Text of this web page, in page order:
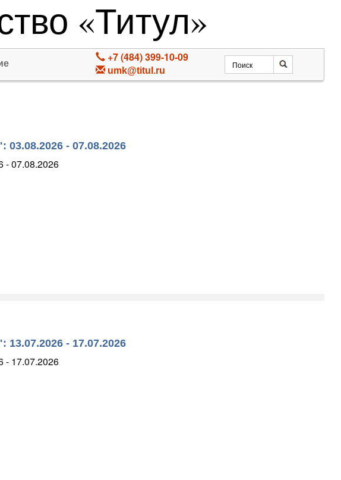
«Титул»
+7 (484) 399-10-09
umk@titul.ru
- 07.08.2026
- 07.08.2026
- 17.07.2026
- 17.07.2026